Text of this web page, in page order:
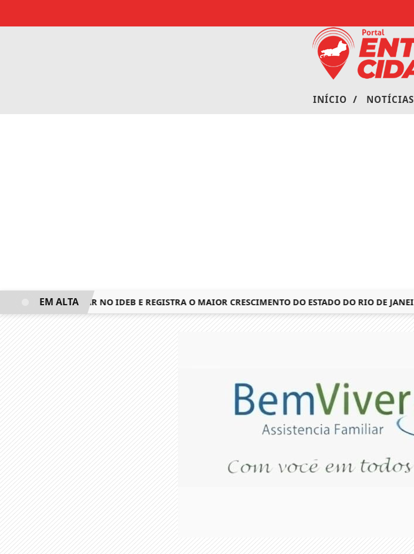
INÍCIO / NOTÍCIAS
3º LUGAR NO IDEB E REGISTRA O MAIOR CRESCIMENTO DO ESTADO DO RIO DE JANEIRO
EM ALTA